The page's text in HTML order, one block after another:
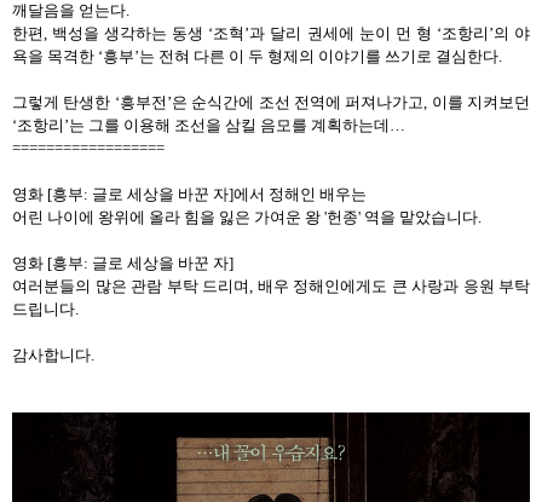
깨달음을 얻는다.
한편, 백성을 생각하는 동생 ‘조혁 ’과 달리 권세에 눈이 먼 형 ‘조항리 ’의 야
욕을 목격한 ‘흥부’는 전혀 다른 이 두 형제의 이야기를 쓰기로 결심한다.
그렇게 탄생한 ‘흥부전 ’은 순식간에 조선 전역에 퍼져나가고, 이를 지켜보던
‘조항리 ’는 그를 이용해 조선을 삼킬 음모를 계획하는데 …
==================
영화 [흥부: 글로 세상을 바꾼 자]에서 정해인 배우는
어린 나이에 왕위에 올라 힘을 잃은 가여운 왕 '헌종' 역을 맡았습니다.
영화 [흥부: 글로 세상을 바꾼 자]
여러분들의 많은 관람 부탁 드리며, 배우 정해인에게도 큰 사랑과 응원 부탁
드립니다.
감사합니다.